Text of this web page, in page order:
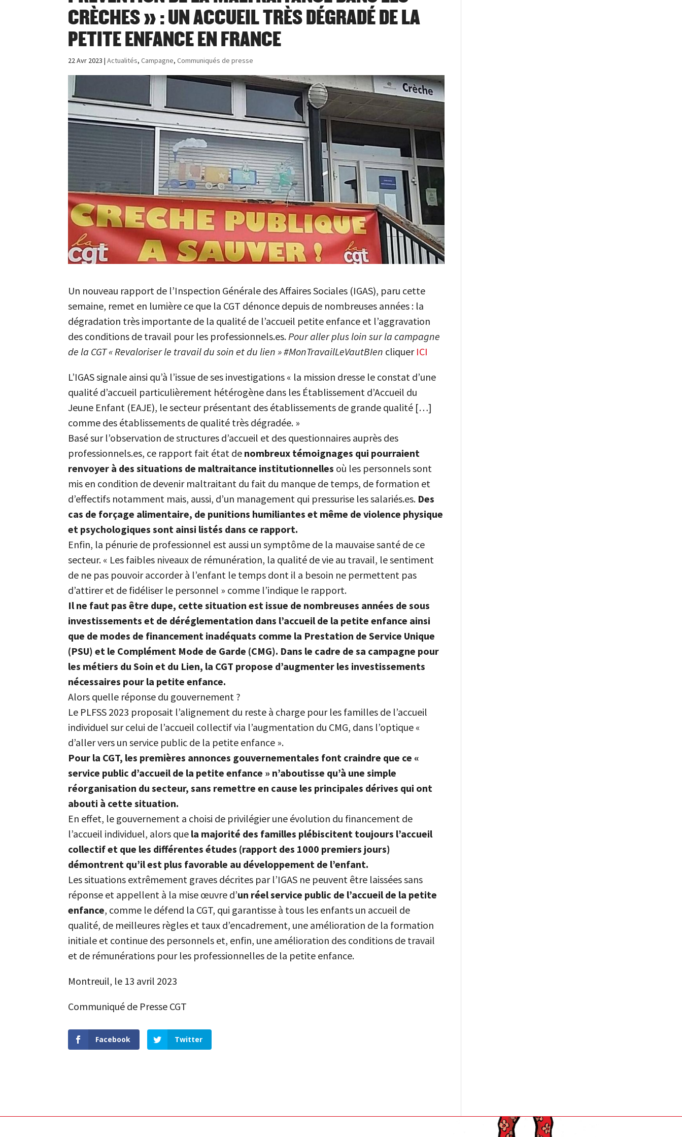
CRÈCHES » : UN ACCUEIL TRÈS DÉGRADÉ DE LA
PETITE ENFANCE EN FRANCE
22 Avr 2023 |Actualités,Campagne,Communiqués de presse
Un nouveau rapport de l’Inspection Générale des Affaires Sociales (IGAS), paru cette
semaine, remet en lumière ce que la CGT dénonce depuis de nombreuses années : la
dégradation très importante de la qualité de l’accueil petite enfance et l’aggravation
des conditions de travail pour les professionnels.es.Pour aller plus loin sur la campagne
de la CGT « Revaloriser le travail du soin et du lien » #MonTravailLeVautBIen cliquer ICI
L’IGAS signale ainsi qu’à l’issue de ses investigations « la mission dresse le constat d’une
qualité d’accueil particulièrement hétérogène dans les Établissement d’Accueil du
Jeune Enfant (EAJE), le secteur présentant des établissements de grande qualité […]
comme des établissements de qualité très dégradée. »
Basé sur l’observation de structures d’accueil et des questionnaires auprès des
professionnels.es, ce rapport fait état de nombreux témoignages qui pourraient
renvoyer à des situations de maltraitance institutionnelles où les personnels sont
mis en condition de devenir maltraitant du fait du manque de temps, de formation et
d’effectifs notamment mais, aussi, d’un management qui pressurise les salariés.es. Des
cas de forçage alimentaire, de punitions humiliantes et même de violence physique
et psychologiques sont ainsi listés dans ce rapport.
Enfin, la pénurie de professionnel est aussi un symptôme de la mauvaise santé de ce
secteur. « Les faibles niveaux de rémunération, la qualité de vie au travail, le sentiment
de ne pas pouvoir accorder à l’enfant le temps dont il a besoin ne permettent pas
d’attirer et de fidéliser le personnel » comme l’indique le rapport.
Il ne faut pas être dupe, cette situation est issue de nombreuses années de sous
investissements et de déréglementation dans l’accueil de la petite enfance ainsi
que de modes de financement inadéquats comme la Prestation de Service Unique
(PSU) et le Complément Mode de Garde (CMG). Dans le cadre de sa campagne pour
les métiers du Soin et du Lien, la CGT propose d’augmenter les investissements
nécessaires pour la petite enfance.
Alors quelle réponse du gouvernement ?
Le PLFSS 2023 proposait l’alignement du reste à charge pour les familles de l’accueil
individuel sur celui de l’accueil collectif via l’augmentation du CMG, dans l’optique «
d’aller vers un service public de la petite enfance ».
Pour la CGT, les premières annonces gouvernementales font craindre que ce «
service public d’accueil de la petite enfance » n’aboutisse qu’à une simple
réorganisation du secteur, sans remettre en cause les principales dérives qui ont
abouti à cette situation.
En effet, le gouvernement a choisi de privilégier une évolution du financement de
l’accueil individuel, alors que la majorité des familles plébiscitent toujours l’accueil
collectif et que les différentes études (rapport des 1000 premiers jours)
démontrent qu’il est plus favorable au développement de l’enfant.
Les situations extrêmement graves décrites par l’IGAS ne peuvent être laissées sans
réponse et appellent à la mise œuvre d’un réel service public de l’accueil de la petite
enfance, comme le défend la CGT, qui garantisse à tous les enfants un accueil de
qualité, de meilleures règles et taux d’encadrement, une amélioration de la formation
initiale et continue des personnels et, enfin, une amélioration des conditions de travail
et de rémunérations pour les professionnelles de la petite enfance.
Montreuil, le 13 avril 2023
Communiqué de Presse CGT
Facebook Twitter